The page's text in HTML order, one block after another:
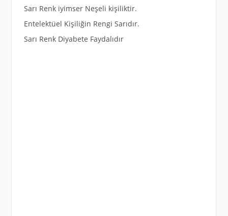
Sarı Renk iyimser Neşeli kişiliktir.
Entelektüel Kişiliğin Rengi Sarıdır.
Sarı Renk Diyabete Faydalıdır